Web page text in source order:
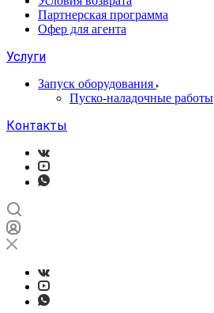
Партнерская программа
Офер для агента
Услуги
Запуск оборудования
Пуско-наладочные работы
Контакты